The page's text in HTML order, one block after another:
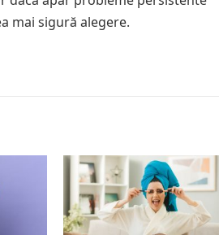
mai sigură alegere.